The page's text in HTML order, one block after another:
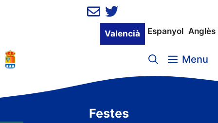
Valencià Espanyol Anglès
Menu
Festes